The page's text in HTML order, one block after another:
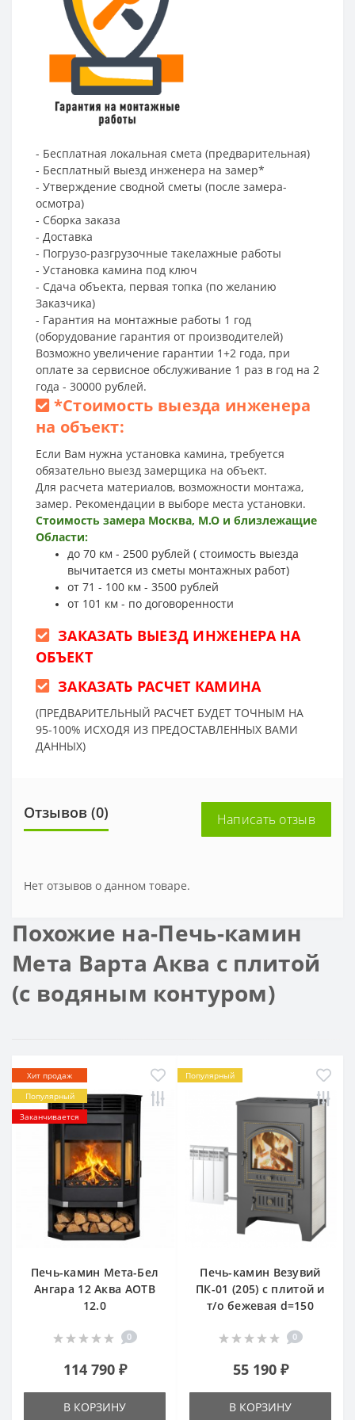
- Бесплатная локальная смета (предварительная)
- Бесплатный выезд инженера на замер*
- Утверждение сводной сметы (после замера-
осмотра)
- Сборка заказа
- Доставка
- Погрузо-разгрузочные такелажные работы
- Установка камина под ключ
- Сдача объекта, первая топка (по желанию
Заказчика)
- Гарантия на монтажные работы 1 год
(оборудование гарантия от производителей)
Возможно увеличение гарантии 1+2 года, при
оплате за сервисное обслуживание 1 раз в год на 2
года - 30000 рублей.
*Стоимость выезда инженера
на объект:
Если Вам нужна установка камина, требуется
обязательно выезд замерщика на объект.
Для расчета материалов, возможности монтажа,
замер. Рекомендации в выборе места установки.
Стоимость замера Москва, М.О и близлежащие
Области:
до 70 км - 2500 рублей ( стоимость выезда
вычитается из сметы монтажных работ)
от 71 - 100 км - 3500 рублей
от 101 км - по договоренности
ЗАКАЗАТЬ ВЫЕЗД ИНЖЕНЕРА НА
ОБЪЕКТ
ЗАКАЗАТЬ РАСЧЕТ КАМИНА
(ПРЕДВАРИТЕЛЬНЫЙ РАСЧЕТ БУДЕТ ТОЧНЫМ НА
95-100% ИСХОДЯ ИЗ ПРЕДОСТАВЛЕННЫХ ВАМИ
ДАННЫХ)
Отзывов (0) Написать отзыв
Нет отзывов о данном товаре.
Похожие на-Печь-камин
Мета Варта Аква с плитой
(с водяным контуром)
Хит продаж
Популярный
Заканчивается
Печь-камин Мета-Бел
Ангара 12 Аква АОТВ
12.0
0
114 790 ₽
В КОРЗИНУ
Популярный
Печь-камин Везувий
ПК-01 (205) с плитой и
т/о бежевая d=150
0
55 190 ₽
В КОРЗИНУ